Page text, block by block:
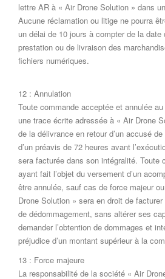
lettre AR à « Air Drone Solution » dans
Aucune réclamation ou litige ne pourra
un délai de 10 jours à compter de la date
prestation ou de livraison des
fichiers numériques.
12 : Annulation
Toute commande acceptée et annulée
une trace écrite adressée à « Air Drone
de la délivrance en retour d’un accusé
d’un préavis de 72 heures avant
sera facturée dans son intégralité. Toute
ayant fait l’objet du versement d’un
être annulée, sauf cas de force majeur
Drone Solution » sera en droit de
de dédommagement, sans altérer ses
demander l’obtention de dommages et
préjudice d’un montant supérieur à la
13 : Force majeure
La responsabilité de la société « Air